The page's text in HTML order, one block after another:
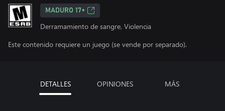
MADURO 17+
Derramamiento de sangre, Violencia
Este contenido requiere un juego (se vende por separado).
DETALLES OPINIONES MÁS